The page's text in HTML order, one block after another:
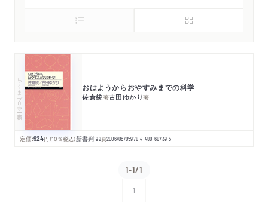
ちくまプリマー新書 おはようからおやすみまでの科学
佐倉統著古田ゆかり著
定価:924円 （10％税込）新書判192頁2006/06/05978-4-480-68739-5
1-1/1
1